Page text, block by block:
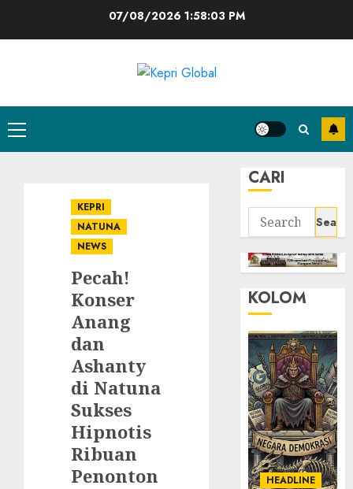
07/08/2026 1:58:04 PM
Primary
Menu
KEPRI
NATUNA
NEWS
Pecah!
Konser
Anang
dan
Ashanty
di Natuna
Sukses
Hipnotis
Ribuan
Penonton
CARI
Search
for:
KOLOM
HEADLINE